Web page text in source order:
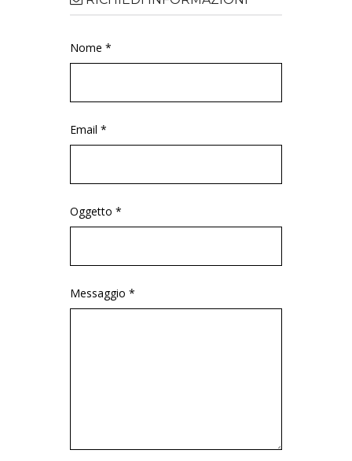
Nome *
Email *
Oggetto *
Messaggio *